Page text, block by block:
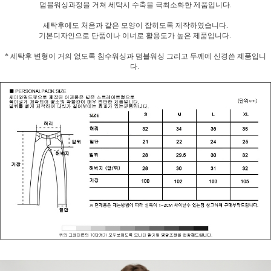
덤블워싱과정을 거쳐 세탁시 수축을 극최소화한 제품입니다.
세탁후에도 처음과 같은 모양이 잡히도록 제작하였습니다.
기본디자인으로 단품이나 이너로 활용도가 높은 제품입니다.
* 세탁후 변형이 거의 없도록 침수워싱과 덤블워싱 그리고 두께에 신경쓴 제품입니
다.